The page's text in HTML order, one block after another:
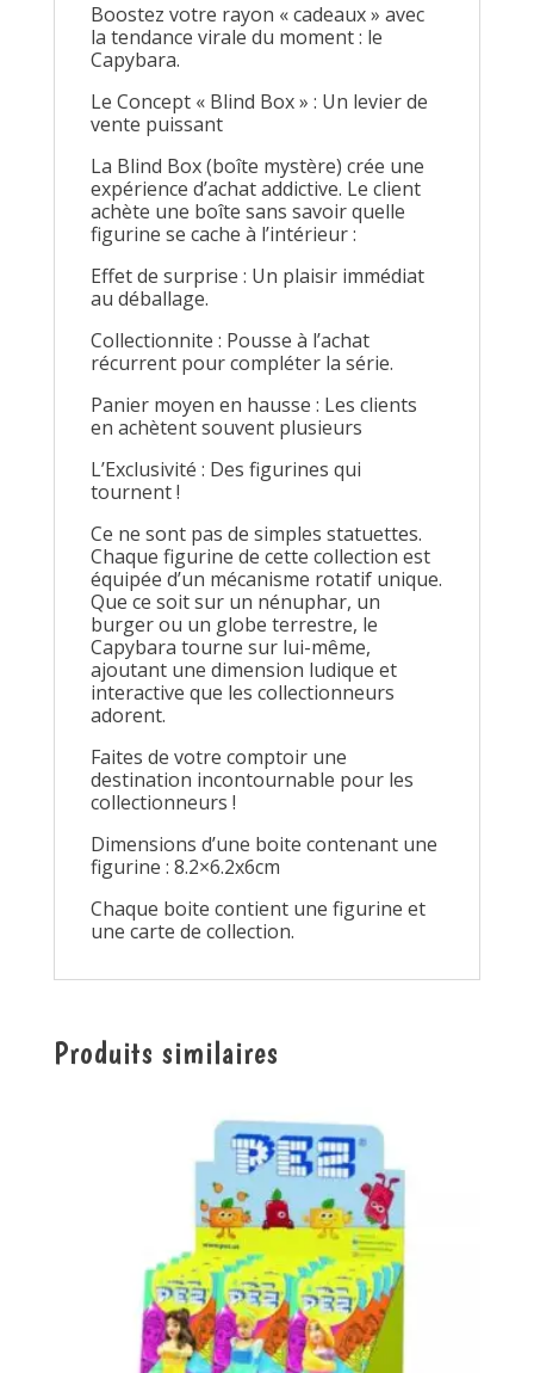
Boostez votre rayon « cadeaux » avec
la tendance virale du moment : le
Capybara.
Le Concept « Blind Box » : Un levier de
vente puissant
La Blind Box (boîte mystère) crée une
expérience d’achat addictive. Le client
achète une boîte sans savoir quelle
figurine se cache à l’intérieur :
Effet de surprise : Un plaisir immédiat
au déballage.
Collectionnite : Pousse à l’achat
récurrent pour compléter la série.
Panier moyen en hausse : Les clients
en achètent souvent plusieurs
L’Exclusivité : Des figurines qui
tournent !
Ce ne sont pas de simples statuettes.
Chaque figurine de cette collection est
équipée d’un mécanisme rotatif unique.
Que ce soit sur un nénuphar, un
burger ou un globe terrestre, le
Capybara tourne sur lui-même,
ajoutant une dimension ludique et
interactive que les collectionneurs
adorent.
Faites de votre comptoir une
destination incontournable pour les
collectionneurs !
Dimensions d’une boite contenant une
figurine : 8.2×6.2x6cm
Chaque boite contient une figurine et
une carte de collection.
Produits similaires